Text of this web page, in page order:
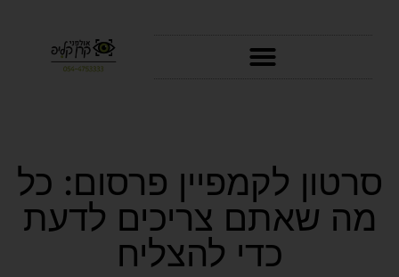
סרטון לקמפיין פרסום: כל
מה שאתם צריכים לדעת
כדי להצליח